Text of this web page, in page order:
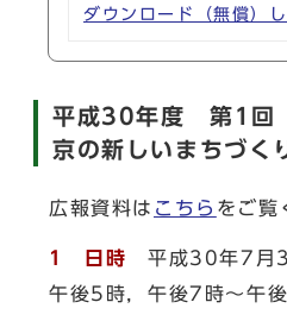
ダウンロード（無償）
平成30年度 第1回
京の新しいまちづく
広報資料は こちら をご覧
1 日時 平成30年7月
午後5時，午後7時～午